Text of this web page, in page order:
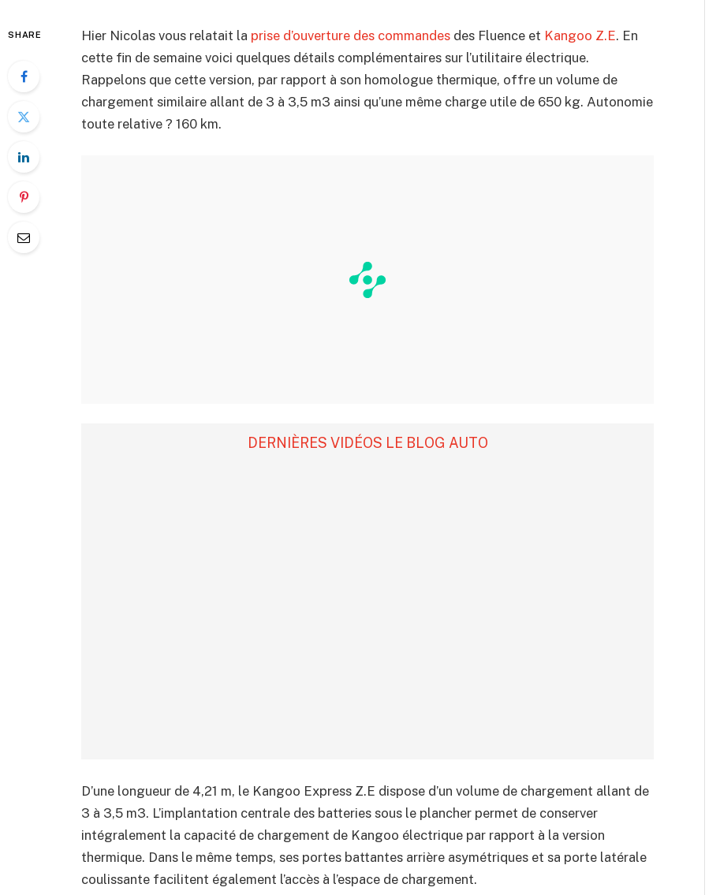
SHARE Hier Nicolas vous relatait la prise d’ouverture des commandes des Fluence et Kangoo Z.E. En
cette fin de semaine voici quelques détails complémentaires sur l’utilitaire électrique.
Rappelons que cette version, par rapport à son homologue thermique, offre un volume de
chargement similaire allant de 3 à 3,5 m3 ainsi qu’une même charge utile de 650 kg. Autonomie
toute relative ? 160 km.
DERNIÈRES VIDÉOS LE BLOG AUTO
D’une longueur de 4,21 m, le Kangoo Express Z.E dispose d’un volume de chargement allant de
3 à 3,5 m3. L’implantation centrale des batteries sous le plancher permet de conserver
intégralement la capacité de chargement de Kangoo électrique par rapport à la version
thermique. Dans le même temps, ses portes battantes arrière asymétriques et sa porte latérale
coulissante facilitent également l’accès à l’espace de chargement.